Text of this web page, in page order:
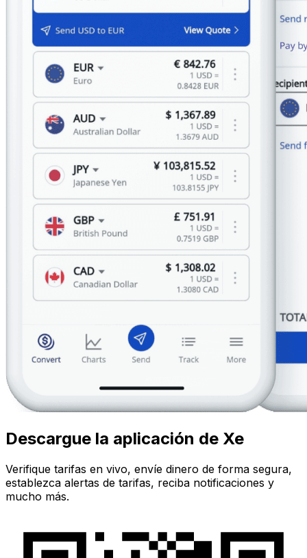
Descargue la aplicación de Xe
Verifique tarifas en vivo, envíe dinero de forma segura,
establezca alertas de tarifas, reciba notificaciones y
mucho más.